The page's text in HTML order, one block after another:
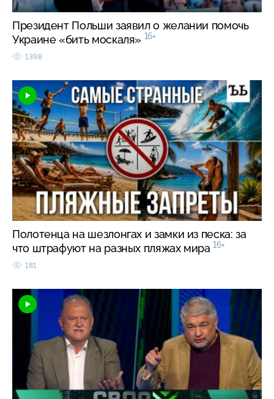
Президент Польши заявил о желании помочь
Украине «бить москаля» 16+
1398
Полотенца на шезлонгах и замки из песка: за
что штрафуют на разных пляжах мира 16+
181